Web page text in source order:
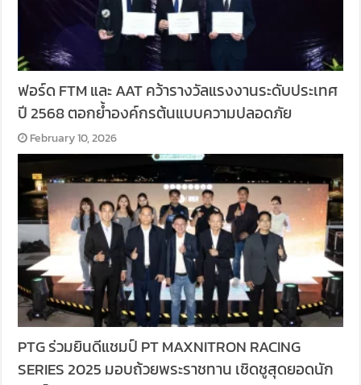
ฟอร์ด FTM และ AAT คว้ารางวัลแรงงานระดับประเทศ
ปี 2568 ตอกย้ำองค์กรต้นแบบความปลอดภัย
February 10, 2026
PTG ร่วมยินดีแชมป์ PT MAXNITRON RACING
SERIES 2025 มอบถ้วยพระราชทาน เชิดชูสุดยอดนัก